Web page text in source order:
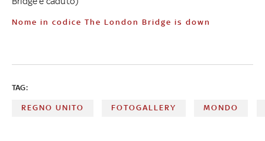
Nome in codice The London Bridge is down
TAG:
REGNO UNITO FOTOGALLERY MONDO